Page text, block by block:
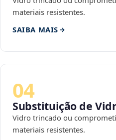
materiais resistentes.
SAIBA MAIS
04
Substituição de
Vidro trincado ou
materiais resistentes.